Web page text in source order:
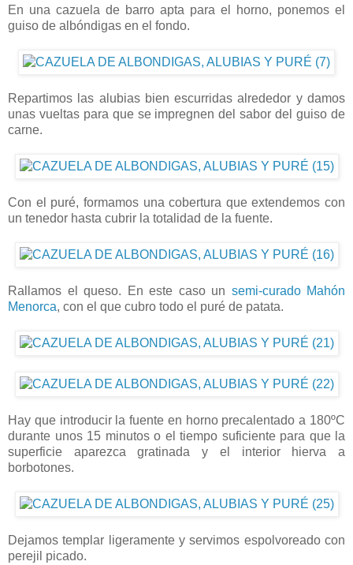
En una cazuela de barro apta para el horno, ponemos el
guiso de albóndigas en el fondo.
Repartimos las alubias bien escurridas alrededor y damos
unas vueltas para que se impregnen del sabor del guiso de
carne.
Con el puré, formamos una cobertura que extendemos con
un tenedor hasta cubrir la totalidad de la fuente.
Rallamos el queso. En este caso un semi-curado Mahón
Menorca, con el que cubro todo el puré de patata.
Hay que introducir la fuente en horno precalentado a 180ºC
durante unos 15 minutos o el tiempo suficiente para que la
superficie aparezca gratinada y el interior hierva a
borbotones.
Dejamos templar ligeramente y servimos espolvoreado con
perejil picado.